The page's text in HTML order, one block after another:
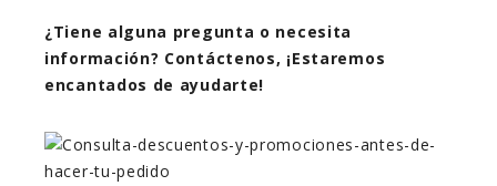
¿Tiene alguna pregunta o necesita
información? Contáctenos, ¡Estaremos
encantados de ayudarte!